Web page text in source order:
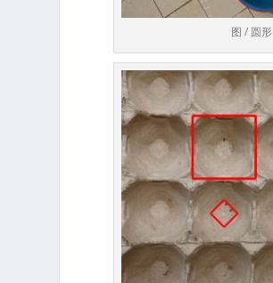
图 / 圆形